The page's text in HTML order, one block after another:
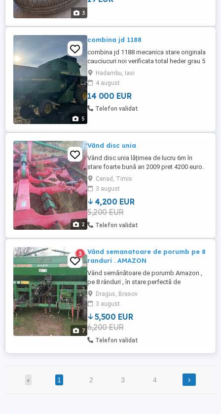
3
5
combina jd 1188
combina jd 1188 mecanica stare originala
cauciucuri noi verificata total heder grau 5
metri contra porumb curelele sunt toate
noi
Hadambu, Iasi
4 august
14 000 EUR
Telefon validat
2
Vând disc unia
Vând disc unia lățimea de lucru 6m în
stare foarte bună an 2009 pret 4200 euro.
Cenad, Timis
3 august
4,200 EUR
5,200 EUR
Telefon validat
7
3
Vând semanatoare de porumb pe 8
randuri . AMAZON
Vând semănătoare de porumb Amazon ,
pe 8 rânduri , în stare perfectă de
funcționare.
Dragus, Brasov
3 august
5,500 EUR
6,200 EUR
Telefon validat
‹ 1 2 3 4 ›